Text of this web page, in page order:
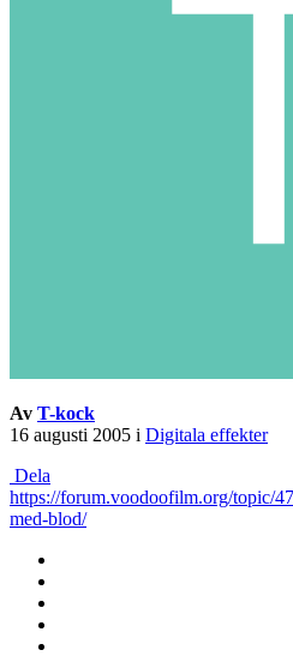
Av T-kock
16 augusti 2005 i Digitala effekter
Dela
https://forum.voodoofilm.org/topic/
med-blod/